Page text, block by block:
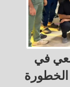
في